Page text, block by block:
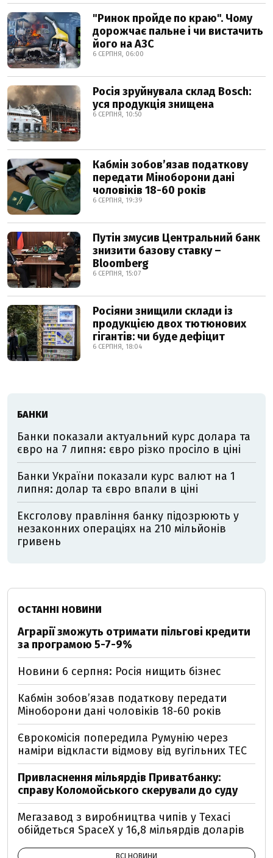
"Ринок пройде по краю". Чому
дорожчає пальне і чи вистачить
його на АЗС
6 СЕРПНЯ, 06:00
Росія зруйнувала склад Bosch:
уся продукція знищена
6 СЕРПНЯ, 10:50
Кабмін зобовʼязав податкову
передати Міноборони дані
чоловіків 18-60 років
6 СЕРПНЯ, 19:39
Путін змусив Центральний банк
знизити базову ставку –
Bloomberg
6 СЕРПНЯ, 15:07
Росіяни знищили склади із
продукцією двох тютюнових
гігантів: чи буде дефіцит
6 СЕРПНЯ, 18:04
БАНКИ
Банки показали актуальний курс долара та
євро на 7 липня: євро різко просіло в ціні
Банки України показали курс валют на 1
липня: долар та євро впали в ціні
Ексголову правління банку підозрюють у
незаконних операціях на 210 мільйонів
гривень
ОСТАННІ НОВИНИ
Аграрії зможуть отримати пільгові кредити
за програмою 5-7-9%
Новини 6 серпня: Росія нищить бізнес
Кабмін зобовʼязав податкову передати
Міноборони дані чоловіків 18-60 років
Єврокомісія попередила Румунію через
наміри відкласти відмову від вугільних ТЕС
Привласнення мільярдів Приватбанку:
справу Коломойського скерували до суду
Мегазавод з виробництва чипів у Техасі
обійдеться SpaceX у 16,8 мільярдів доларів
ВСІ НОВИНИ